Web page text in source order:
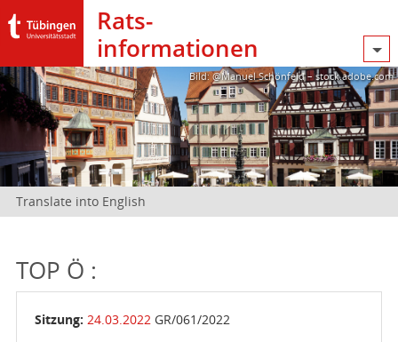
Rats­
informationen
Bild: @Manuel Schönfeld – stock.adobe.com
Translate into English
TOP Ö :
Sitzung: 24.03.2022 GR/061/2022